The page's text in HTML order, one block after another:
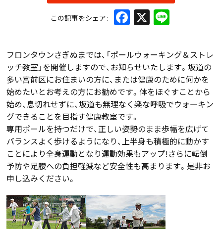
この記事をシェア Facebook
X
フロンタウンさぎぬまでは、「ポールウォーキング＆ストレ
ッチ教室」を開催しますので、お知らせいたします。坂道の
多い宮前区にお住まいの方に、または健康のために何かを
始めたいとお考えの方にお勧めです。体をほぐすことから
始め、息切れせずに、坂道も無理なく楽な呼吸でウォーキン
グできることを目指す健康教室です。
専用ポールを持つだけで、正しい姿勢のまま歩幅を広げて
バランスよく歩けるようになり、上半身も積極的に動かす
ことにより全身運動となり運動効果もアップ!さらに転倒
予防や足腰への負担軽減など安全性も高まります。是非お
申し込みください。